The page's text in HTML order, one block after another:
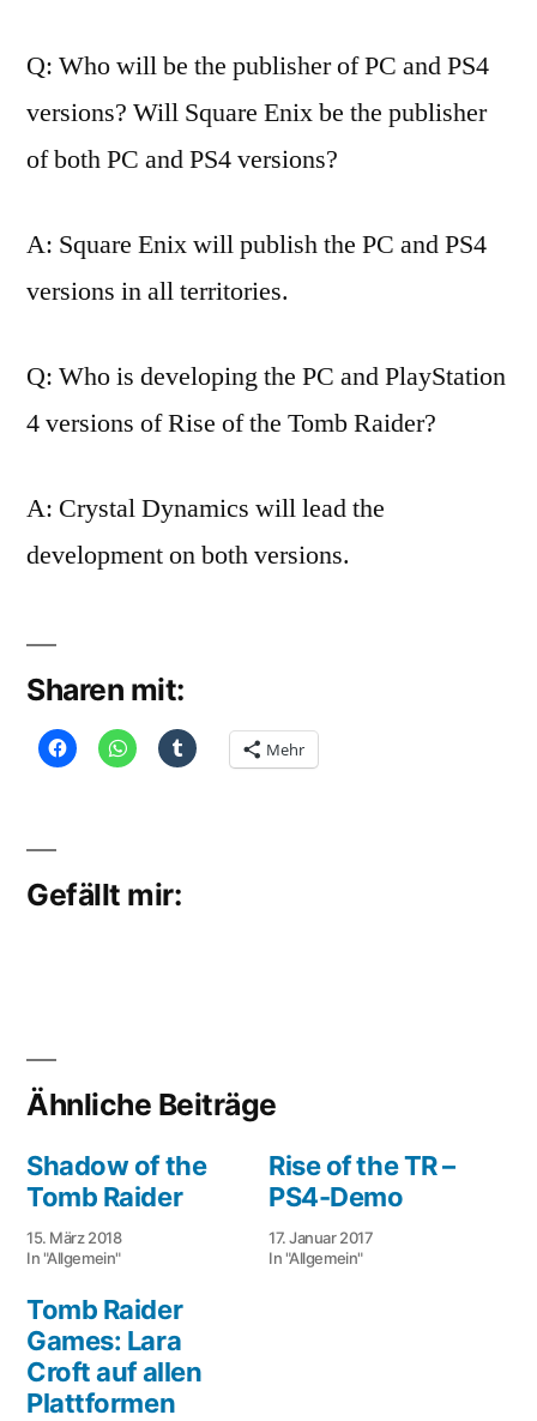
Q: Who will be the publisher of PC and PS4
versions? Will Square Enix be the publisher
of both PC and PS4 versions?
A: Square Enix will publish the PC and PS4
versions in all territories.
Q: Who is developing the PC and PlayStation
4 versions of Rise of the Tomb Raider?
A: Crystal Dynamics will lead the
development on both versions.
Sharen mit:
Mehr
Gefällt mir:
Ähnliche Beiträge
Shadow of the
Tomb Raider
15. März 2018
In "Allgemein"
Rise of the TR –
PS4-Demo
17. Januar 2017
In "Allgemein"
Tomb Raider
Games: Lara
Croft auf allen
Plattformen